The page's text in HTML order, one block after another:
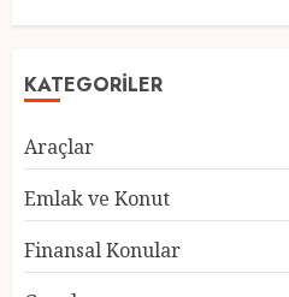
KATEGORILER
Araçlar
Emlak ve Konut
Finansal Konular
4